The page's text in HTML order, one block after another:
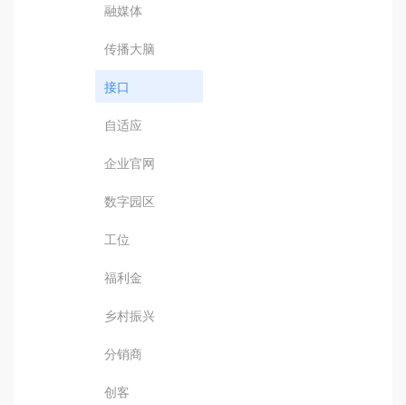
融媒体
传播大脑
接口
自适应
企业官网
数字园区
工位
福利金
乡村振兴
分销商
创客